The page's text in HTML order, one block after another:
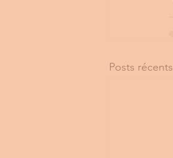
Posts récents